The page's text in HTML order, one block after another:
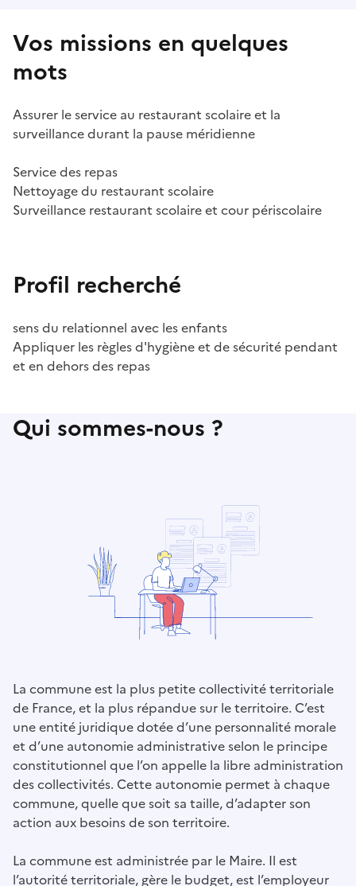
Vos missions en quelques
mots
Assurer le service au restaurant scolaire et la
surveillance durant la pause méridienne
Service des repas
Nettoyage du restaurant scolaire
Surveillance restaurant scolaire et cour périscolaire
Profil recherché
sens du relationnel avec les enfants
Appliquer les règles d'hygiène et de sécurité pendant
et en dehors des repas
Qui sommes-nous ?
La commune est la plus petite collectivité territoriale
de France, et la plus répandue sur le territoire. C’est
une entité juridique dotée d’une personnalité morale
et d’une autonomie administrative selon le principe
constitutionnel que l’on appelle la libre administration
des collectivités. Cette autonomie permet à chaque
commune, quelle que soit sa taille, d’adapter son
action aux besoins de son territoire.
La commune est administrée par le Maire. Il est
l’autorité territoriale, gère le budget, est l’employeur